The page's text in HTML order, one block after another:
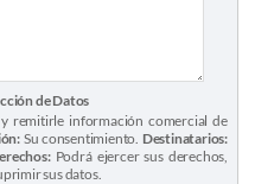
de Datos
remitirle información comercial de
Su consentimiento. Destinatarios:
Podrá ejercer sus derechos,
sus datos.